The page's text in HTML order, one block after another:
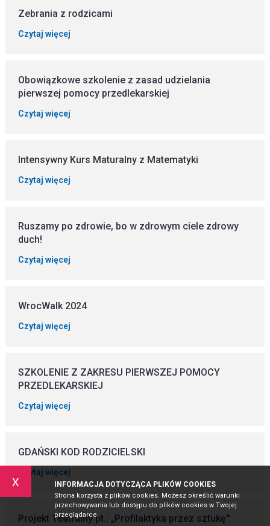
x INFORMACJA DOTYCZĄCA PLIKÓW COOKIES
Strona korzysta z plików cookies. Możesz określić warunki
przechowywania lub dostępu do plików cookies w Twojej
przeglądarce.
Zebrania z rodzicami
Czytaj więcej
Obowiązkowe szkolenie z zasad udzielania
pierwszej pomocy przedlekarskiej
Czytaj więcej
Intensywny Kurs Maturalny z Matematyki
Czytaj więcej
Ruszamy po zdrowie, bo w zdrowym ciele zdrowy
duch!
Czytaj więcej
WrocWalk 2024
Czytaj więcej
SZKOLENIE Z ZAKRESU PIERWSZEJ POMOCY
PRZEDLEKARSKIEJ
Czytaj więcej
GDAŃSKI KOD RODZICIELSKI
Czytaj więcej
Projekt Teatralny pt.: „Profilaktyka przez sztukę''